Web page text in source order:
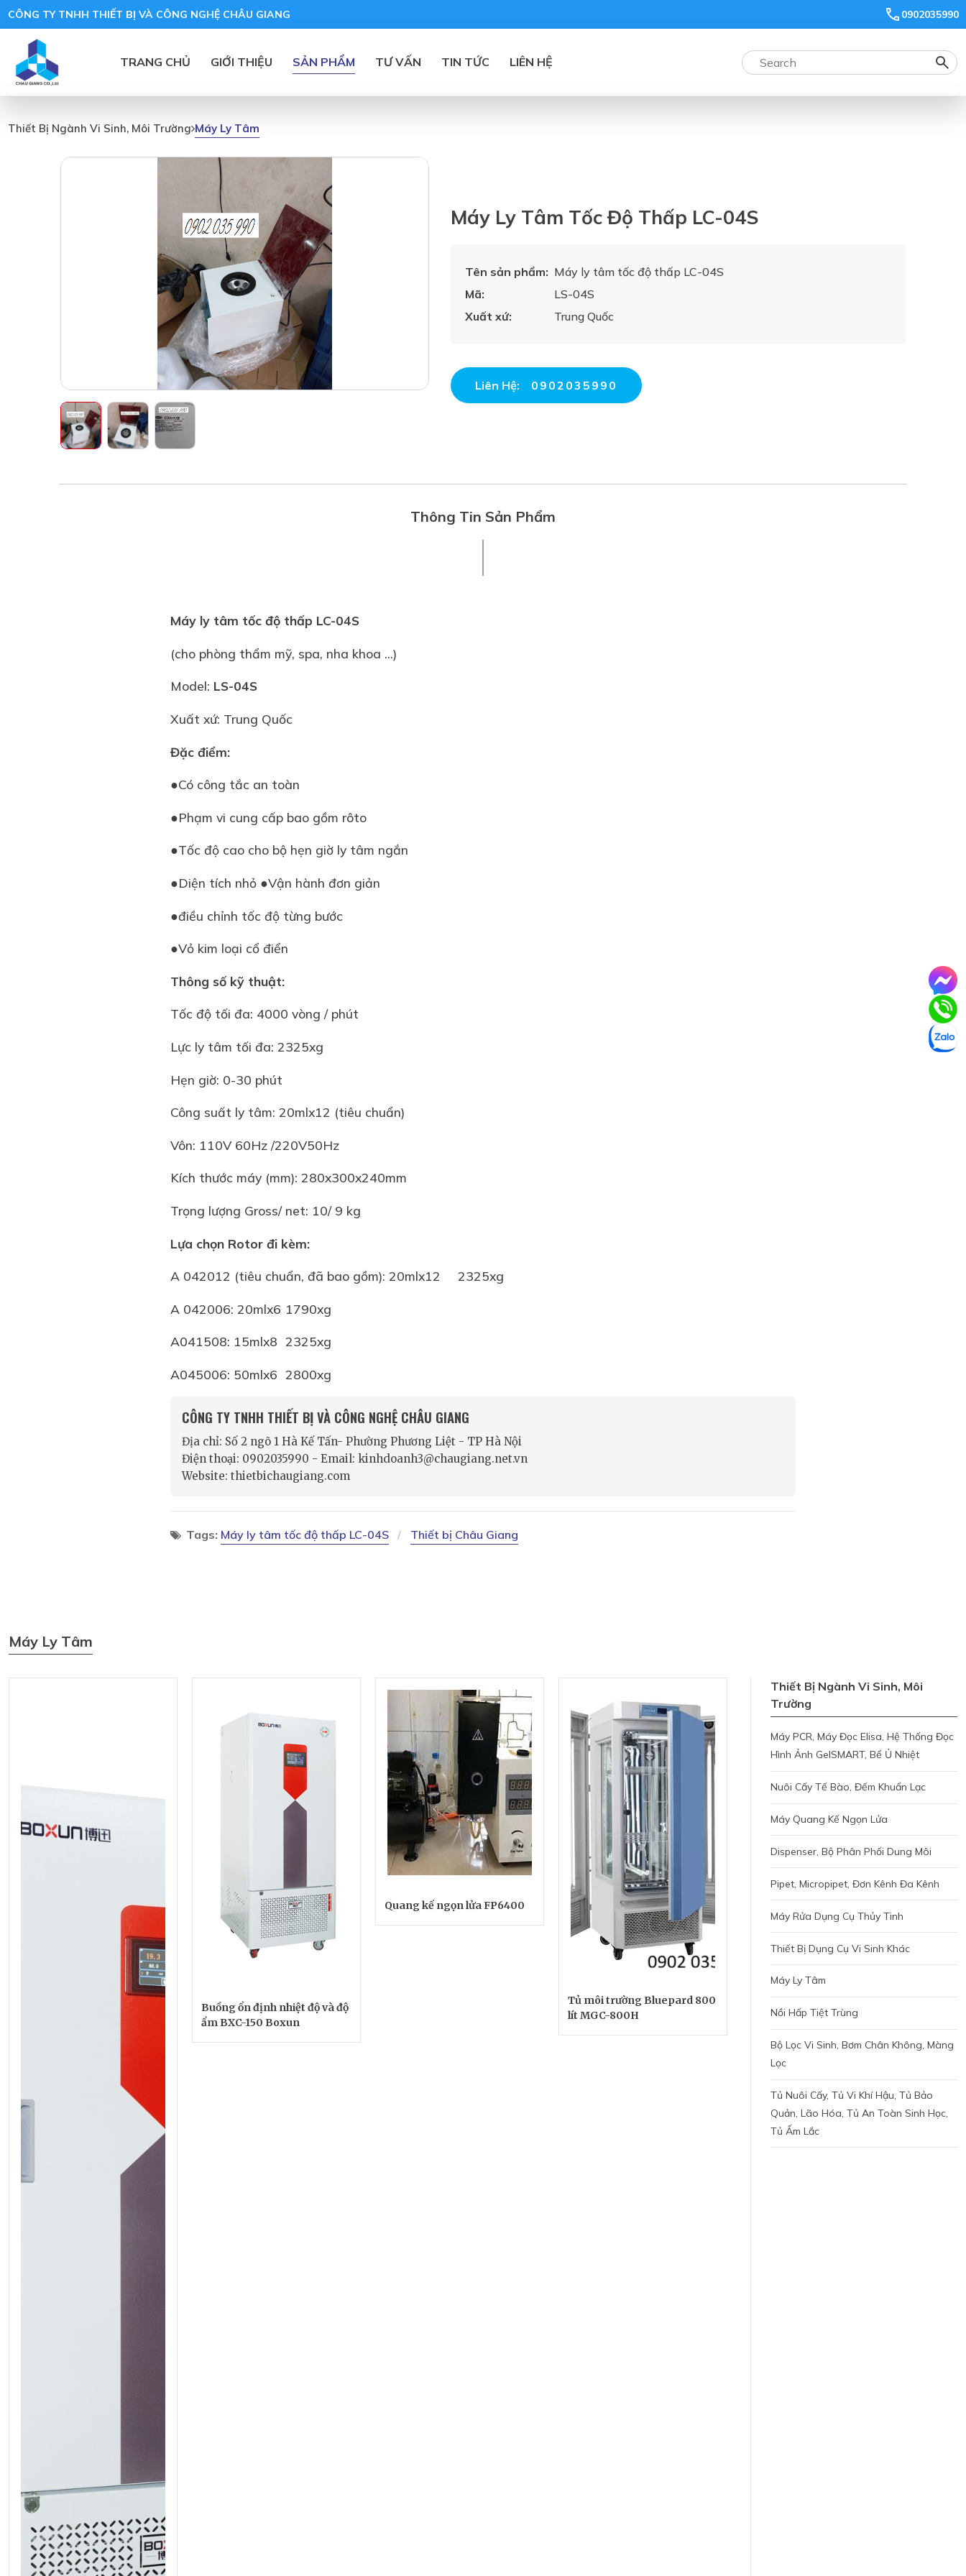
CÔNG TY TNHH THIẾT BỊ VÀ CÔNG NGHỆ CHÂU GIANG 0902035990
TRANG CHỦ GIỚI THIỆU SẢN PHẨM TƯ VẤN TIN TỨC LIÊN HỆ
Thiết Bị Ngành Vi Sinh, Môi Trường Máy Ly Tâm
Máy Ly Tâm Tốc Độ Thấp LC-04S
Tên sản phẩm: Máy ly tâm tốc độ thấp LC-04S
Mã:
LS-04S
Xuất xứ:
Trung Quốc
Liên Hệ: 0902035990
Thông Tin Sản Phẩm
Máy ly tâm tốc độ thấp LC-04S
(cho phòng thẩm mỹ, spa, nha khoa ...)
Model: LS-04S
Xuất xứ: Trung Quốc
Đặc điểm:
●Có công tắc an toàn
●Phạm vi cung cấp bao gồm rôto
●Tốc độ cao cho bộ hẹn giờ ly tâm ngắn
●Diện tích nhỏ ●Vận hành đơn giản
●điều chỉnh tốc độ từng bước
●Vỏ kim loại cổ điển
Thông số kỹ thuật:
Tốc độ tối đa: 4000 vòng / phút
Lực ly tâm tối đa: 2325xg
Hẹn giờ: 0-30 phút
Công suất ly tâm: 20mlx12 (tiêu chuẩn)
Vôn: 110V 60Hz /220V50Hz
Kích thước máy (mm): 280x300x240mm
Trọng lượng Gross/ net: 10/ 9 kg
Lựa chọn Rotor đi kèm:
A 042012 (tiêu chuẩn, đã bao gồm): 20mlx12 2325xg
A 042006: 20mlx6 1790xg
A041508: 15mlx8 2325xg
A045006: 50mlx6 2800xg
CÔNG TY TNHH THIẾT BỊ VÀ CÔNG NGHỆ CHÂU GIANG
Địa chỉ: Số 2 ngõ 1 Hà Kế Tấn- Phường Phương Liệt - TP Hà Nội
Điện thoại: 0902035990 - Email: kinhdoanh3@chaugiang.net.vn
Website: thietbichaugiang.com
Tags: Máy ly tâm tốc độ thấp LC-04S Thiết bị Châu Giang
Máy Ly Tâm
Buồng ổn định nhiệt độ và độ
ẩm BXC-150 Boxun
Quang kế ngọn lửa FP6400
Tủ môi trường Bluepard 800
lít MGC-800H
Thiết Bị Ngành Vi Sinh, Môi
Trường
Máy PCR, Máy Đọc Elisa, Hệ Thống Đọc
Hình Ảnh GelSMART, Bể Ủ Nhiệt
Nuôi Cấy Tế Bào, Đếm Khuẩn Lạc
Máy Quang Kế Ngọn Lửa
Dispenser, Bộ Phân Phối Dung Môi
Pipet, Micropipet, Đơn Kênh Đa Kênh
Máy Rửa Dụng Cụ Thủy Tinh
Thiết Bị Dụng Cụ Vi Sinh Khác
Máy Ly Tâm
Nồi Hấp Tiệt Trùng
Bộ Lọc Vi Sinh, Bơm Chân Không, Màng
Lọc
Tủ Nuôi Cấy, Tủ Vi Khí Hậu, Tủ Bảo
Quản, Lão Hóa, Tủ An Toàn Sinh Học,
Tủ Ấm Lắc